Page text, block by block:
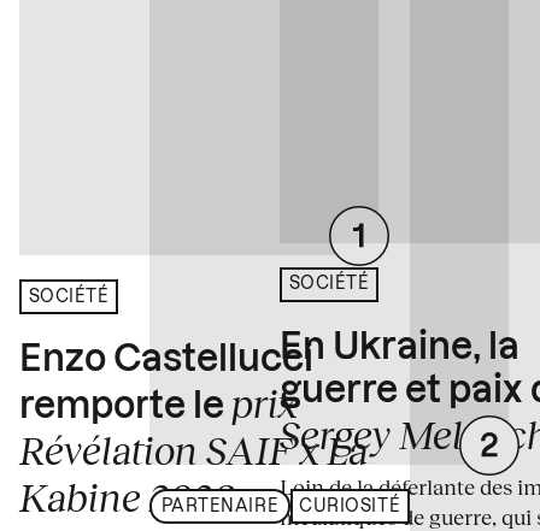
SOCIÉTÉ
Enzo Castellucci
remporte le prix
Révélation SAIF x La
Kabine 2026
PARTENAIRE CURIOSITÉ
SOCIÉTÉ
En Ukraine, la
guerre et paix
Sergey
Loin de la déferlante des
médiatiques de guerre, qui